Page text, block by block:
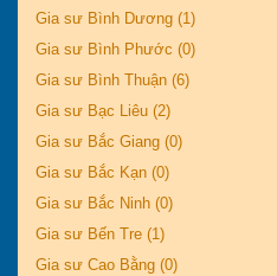
Gia sư Bình Dương (1)
Gia sư Bình Phước (0)
Gia sư Bình Thuận (6)
Gia sư Bạc Liêu (2)
Gia sư Bắc Giang (0)
Gia sư Bắc Kạn (0)
Gia sư Bắc Ninh (0)
Gia sư Bến Tre (1)
Gia sư Cao Bằng (0)